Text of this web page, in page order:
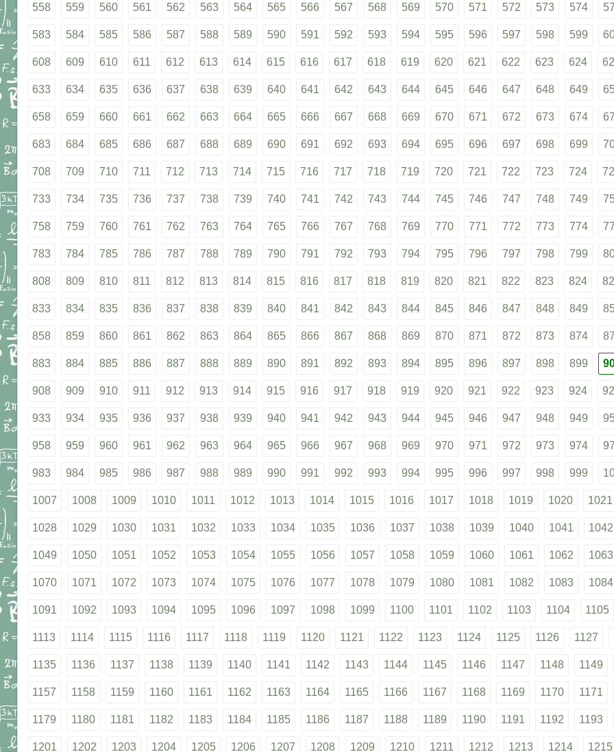
558 559 560 561 562 563 564 565 566 567 568 569 570 571 572 573 574
583 584 585 586 587 588 589 590 591 592 593 594 595 596 597 598 599
608 609 610 611 612 613 614 615 616 617 618 619 620 621 622 623 624
633 634 635 636 637 638 639 640 641 642 643 644 645 646 647 648 649
658 659 660 661 662 663 664 665 666 667 668 669 670 671 672 673 674
683 684 685 686 687 688 689 690 691 692 693 694 695 696 697 698 699
708 709 710 711 712 713 714 715 716 717 718 719 720 721 722 723 724
733 734 735 736 737 738 739 740 741 742 743 744 745 746 747 748 749
758 759 760 761 762 763 764 765 766 767 768 769 770 771 772 773 774
783 784 785 786 787 788 789 790 791 792 793 794 795 796 797 798 799
808 809 810 811 812 813 814 815 816 817 818 819 820 821 822 823 824
833 834 835 836 837 838 839 840 841 842 843 844 845 846 847 848 849
858 859 860 861 862 863 864 865 866 867 868 869 870 871 872 873 874
883 884 885 886 887 888 889 890 891 892 893 894 895 896 897 898 899
908 909 910 911 912 913 914 915 916 917 918 919 920 921 922 923 924
933 934 935 936 937 938 939 940 941 942 943 944 945 946 947 948 949
958 959 960 961 962 963 964 965 966 967 968 969 970 971 972 973 974
983 984 985 986 987 988 989 990 991 992 993 994 995 996 997 998 999
1007 1008 1009 1010 1011 1012 1013 1014 1015 1016 1017 1018 1019 1020 1021
1028 1029 1030 1031 1032 1033 1034 1035 1036 1037 1038 1039 1040 1041 1042
1049 1050 1051 1052 1053 1054 1055 1056 1057 1058 1059 1060 1061 1062 1063
1070 1071 1072 1073 1074 1075 1076 1077 1078 1079 1080 1081 1082 1083 1084
1091 1092 1093 1094 1095 1096 1097 1098 1099 1100 1101 1102 1103 1104 1105
1113 1114 1115 1116 1117 1118 1119 1120 1121 1122 1123 1124 1125 1126 1127
1135 1136 1137 1138 1139 1140 1141 1142 1143 1144 1145 1146 1147 1148 1149
1157 1158 1159 1160 1161 1162 1163 1164 1165 1166 1167 1168 1169 1170 1171
1179 1180 1181 1182 1183 1184 1185 1186 1187 1188 1189 1190 1191 1192 1193
1201 1202 1203 1204 1205 1206 1207 1208 1209 1210 1211 1212 1213 1214 1215